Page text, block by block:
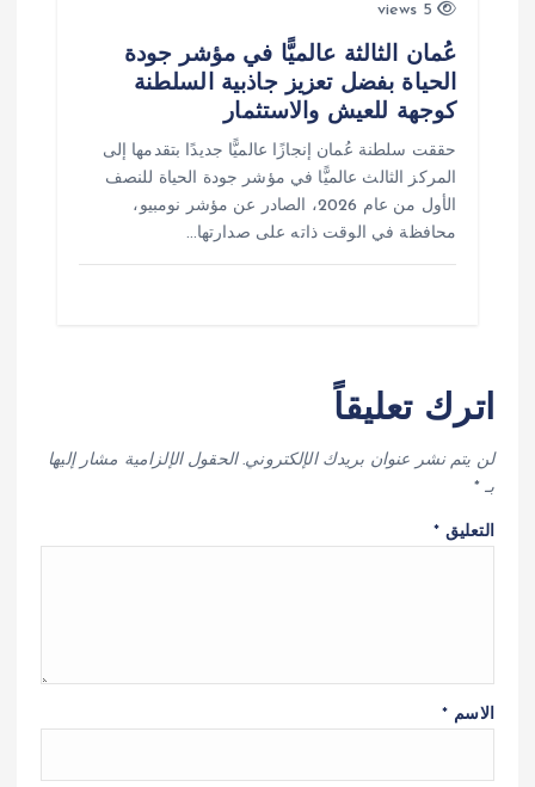
5 views
عُمان الثالثة عالميًّا في مؤشر جودة
الحياة بفضل تعزيز جاذبية السلطنة
كوجهة للعيش والاستثمار
حققت سلطنة عُمان إنجازًا عالميًّا جديدًا بتقدمها إلى
المركز الثالث عالميًّا في مؤشر جودة الحياة للنصف
الأول من عام 2026، الصادر عن مؤشر نومبيو،
محافظة في الوقت ذاته على صدارتها…
اترك تعليقاً
لن يتم نشر عنوان بريدك الإلكتروني. الحقول الإلزامية مشار إليها
بـ*
التعليق*
الاسم *